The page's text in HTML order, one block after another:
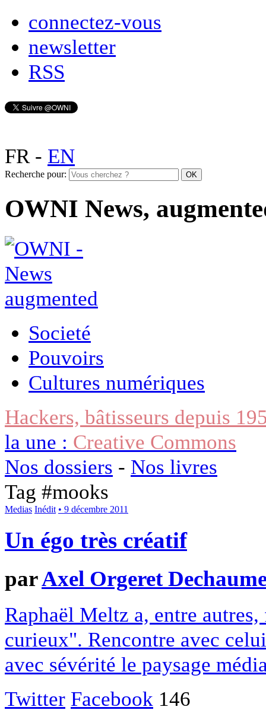
connectez-vous
newsletter
RSS
FR- EN
Recherche pour:
OWNI News,
Societé
Pouvoirs
Cultures numériques
Hackers, bâtisseurs depuis
la une : Creative Commons
Nos dossiers - Nos livres
Tag #mooks
Medias Inédit • 9 décembre 2011
Un égo très créatif
parAxel Orgeret
Raphaël Meltz a, entre
curieux". Rencontre avec
avec sévérité le paysage
Twitter Facebook 146